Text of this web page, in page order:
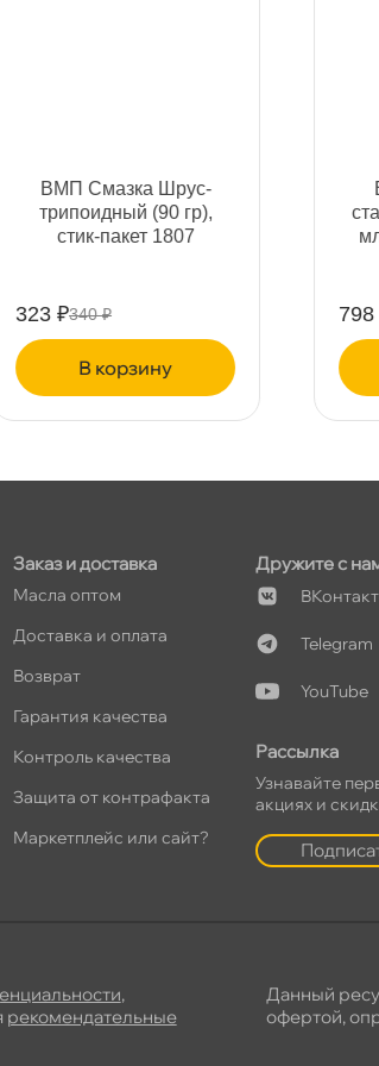
МП Смазка Шрус-
трипоидный (90 гр),
стик-пакет 1807
323 ₽340 ₽
корзину
мл
798 ₽
Заказ и доставка
Масла оптом
Доставка и оплата
озврат
Гарантия качества
Контроль качества
Защита от контрафакта
Маркетплейс или сайт?
Дружите с
Telegram
YouTube
Рассылка
Узнавайте
акциях и
,
рекомендательные
Данный
офертой,